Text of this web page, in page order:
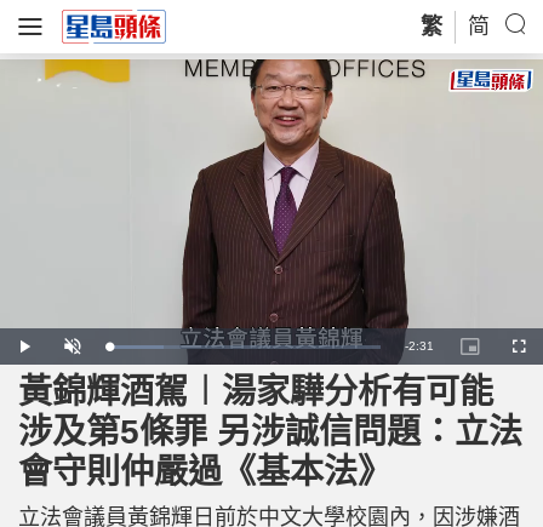
繁 简
P
l
a
y
U
n
m
u
e
L
o
a
d
e
:
2
.
0
1
R
e
m
-2:31
P
i
c
t
u
r
e
-
i
c
t
F
u
r
e
e
黃錦輝酒駕︱湯家驊分析有可能
涉及第5條罪 另涉誠信問題：立法
會守則仲嚴過《基本法》
立法會議員黃錦輝日前於中文大學校園內，因涉嫌酒